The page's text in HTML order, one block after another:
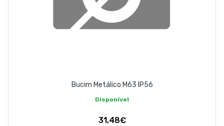
Bucim Metálico M63 IP56
Disponível
31,48€